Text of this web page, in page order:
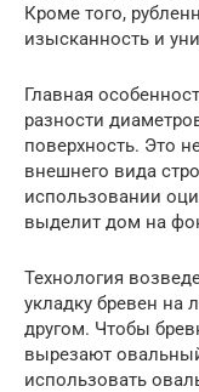
Кроме того,
изысканность и
Главная
разности
поверхность. Это
внешнего вида
использовании
выделит дом на
Технология
укладку бревен на
другом. Чтобы
вырезают
использовать